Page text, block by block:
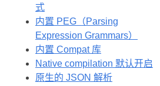
式
内置 PEG（Parsing
Expression Grammars）
内置 Compat 库
Native compilation 默认开启
原生的 JSON 解析